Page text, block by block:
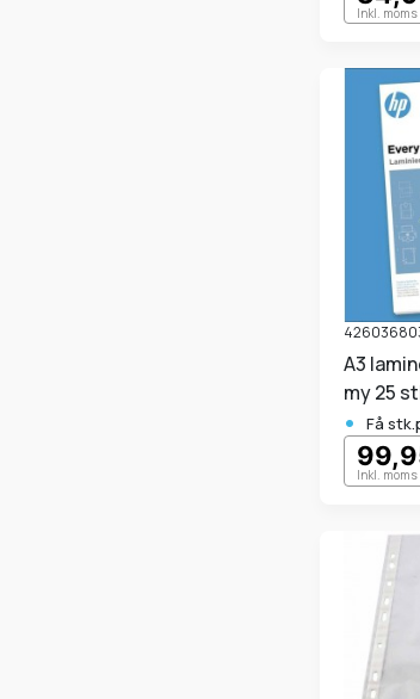
Inkl. moms
A3 lamineringslommer 80
my 25
• Få
Inkl. moms